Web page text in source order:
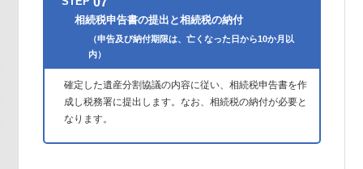
相続税申告書の提出と相続税の納付
（申告及び納付期限は、亡くなった日から10か月以
内）
確定した遺産分割協議の内容に従い、相続税申告書を作
成し税務署に提出します。なお、相続税の納付が必要と
なります。